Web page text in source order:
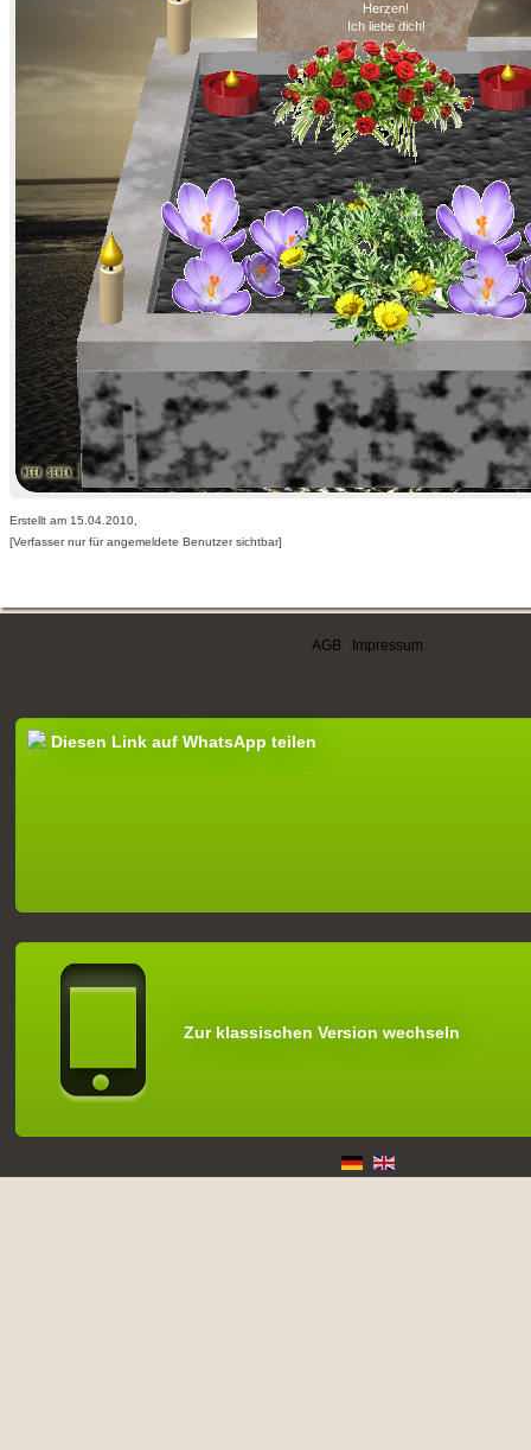
Herzen!
Ich liebe dich!
Erstellt am 15.04.2010,
[Verfasser nur für angemeldete Benutzer sichtbar]
AGB Impressum
Diesen Link auf WhatsApp teilen
Zur klassischen Version wechseln